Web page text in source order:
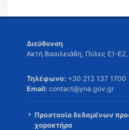
Διεύθυνση
Ακτή Βασιλειάδη, Πύλες Ε1-
Τηλέφωνο: +30 213 137 1700
Email: contact@yna.gov.gr
Προστασία δεδομένων
χαρακτήρα